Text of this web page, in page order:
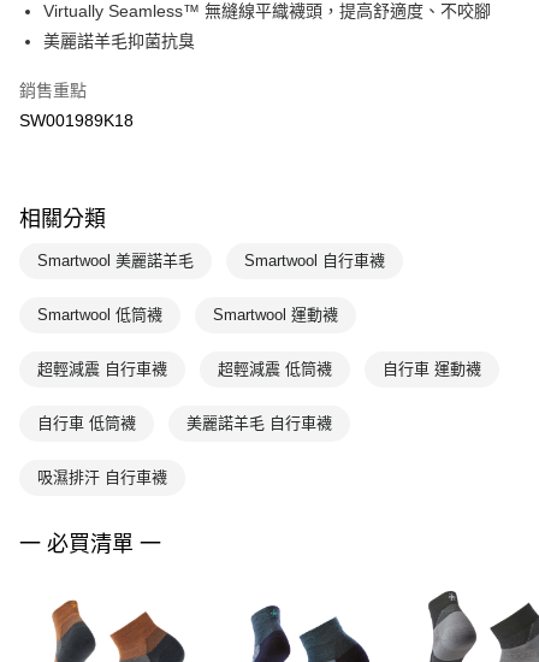
Virtually Seamless™ 無縫線平織襪頭，提高舒適度、不咬腳
美麗諾羊毛抑菌抗臭
銷售重點
SW001989K18
相關分類
Smartwool 美麗諾羊毛 Smartwool 自行車襪
Smartwool 低筒襪 Smartwool 運動襪
超輕減震 自行車襪 超輕減震 低筒襪 自行車 運動襪
自行車 低筒襪 美麗諾羊毛 自行車襪
吸濕排汗 自行車襪
一 必買清單 一